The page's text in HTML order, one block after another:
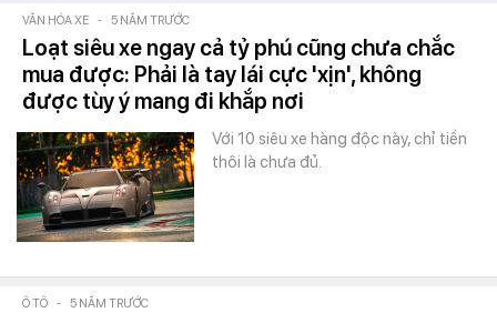
VĂN HÓA XE - 5 NĂM TRƯỚC
Loạt siêu xe ngay cả tỷ phú cũng chưa chắc
mua được: Phải là tay lái cực 'xịn', không
được tùy ý mang đi khắp nơi
Với 10 siêu xe hàng độc này, chỉ tiền
thôi là chưa đủ.
Ô TÔ - 5 NĂM TRƯỚC